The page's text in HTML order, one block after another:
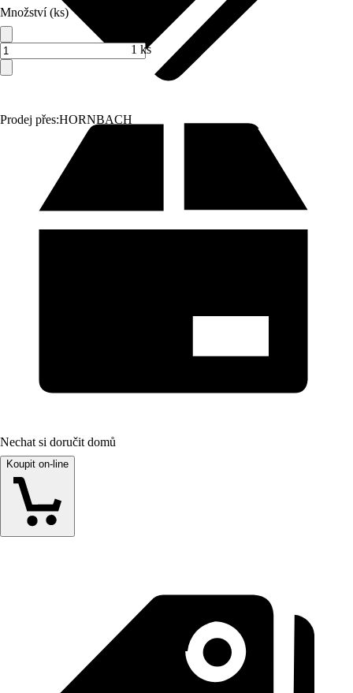
Prodej přes:HORNBACH
Množství (ks)
1 ks
Nechat si doručit domů
Koupit on-line